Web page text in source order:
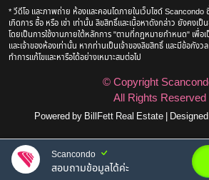
* วีดีโอ และภาพถ่าย ห้องและคอนโดภายในเว็บไซด์ Scancondo
เกิดการ ซื้อ หรือ เช่า เท่านั้น ลิขสิทธิ์และเนื้อหาดังกล่าว ยังคงเป็
โดยเป็นการใช้งานภายใต้หลักการ "ตามที่กฎหมายกำหนด" เพื่อเ
และเจ้าของห้องเท่านั้น หากท่านเป็นเจ้าของลิขสิทธิ์ และมีข้อกัง
ทำการแก้ไขและหารือได้อย่างเหมาะสมต่อไป
© Copyright
All Rights Reserved
Powered by BillFett Real Estate |
Scancondo
สอบถามข้อมูลได้ค่ะ